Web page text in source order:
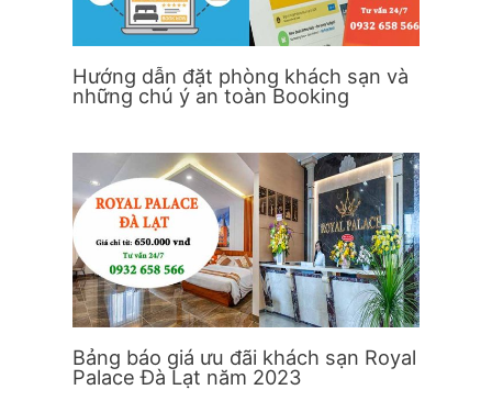
Hướng dẫn đặt phòng khách sạn và
những chú ý an toàn Booking
Bảng báo giá ưu đãi khách sạn Royal
Palace Đà Lạt năm 2023